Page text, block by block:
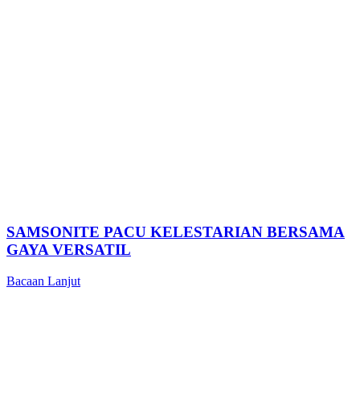
SAMSONITE PACU KELESTARIAN BERSAMA
GAYA VERSATIL
Bacaan Lanjut